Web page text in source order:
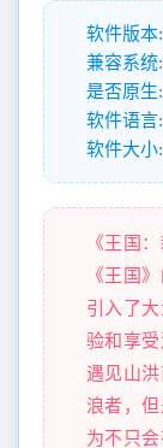
软件版本
兼容系统
是否原生
软件语言
软件大小
《王国
《王国
引入了
验和享受
遇见山
浪者，
为不只